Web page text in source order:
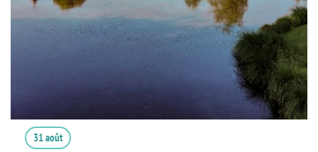
31 août